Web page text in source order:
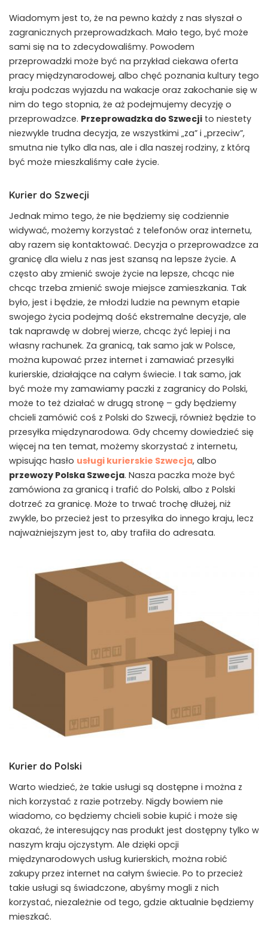
Wiadomym jest to, że na pewno każdy z nas słyszał o
zagranicznych przeprowadzkach. Mało tego, być może
sami się na to zdecydowaliśmy. Powodem
przeprowadzki może być na przykład ciekawa oferta
pracy międzynarodowej, albo chęć poznania kultury tego
kraju podczas wyjazdu na wakacje oraz zakochanie się w
nim do tego stopnia, że aż podejmujemy decyzję o
przeprowadzce. Przeprowadzka do Szwecji to niestety
niezwykle trudna decyzja, ze wszystkimi „za” i „przeciw”,
smutna nie tylko dla nas, ale i dla naszej rodziny, z którą
być może mieszkaliśmy całe życie.
Kurier do Szwecji
Jednak mimo tego, że nie będziemy się codziennie
widywać, możemy korzystać z telefonów oraz internetu,
aby razem się kontaktować. Decyzja o przeprowadzce za
granicę dla wielu z nas jest szansą na lepsze życie. A
często aby zmienić swoje życie na lepsze, chcąc nie
chcąc trzeba zmienić swoje miejsce zamieszkania. Tak
było, jest i będzie, że młodzi ludzie na pewnym etapie
swojego życia podejmą dość ekstremalne decyzje, ale
tak naprawdę w dobrej wierze, chcąc żyć lepiej i na
własny rachunek. Za granicą, tak samo jak w Polsce,
można kupować przez internet i zamawiać przesyłki
kurierskie, działające na całym świecie. I tak samo, jak
być może my zamawiamy paczki z zagranicy do Polski,
może to też działać w drugą stronę – gdy będziemy
chcieli zamówić coś z Polski do Szwecji, również będzie to
przesyłka międzynarodowa. Gdy chcemy dowiedzieć się
więcej na ten temat, możemy skorzystać z internetu,
wpisując hasło usługi kurierskie Szwecja, albo
przewozy Polska Szwecja. Nasza paczka może być
zamówiona za granicą i trafić do Polski, albo z Polski
dotrzeć za granicę. Może to trwać trochę dłużej, niż
zwykle, bo przecież jest to przesyłka do innego kraju, lecz
najważniejszym jest to, aby trafiła do adresata.
Kurier do Polski
Warto wiedzieć, że takie usługi są dostępne i można z
nich korzystać z razie potrzeby. Nigdy bowiem nie
wiadomo, co będziemy chcieli sobie kupić i może się
okazać, że interesujący nas produkt jest dostępny tylko w
naszym kraju ojczystym. Ale dzięki opcji
międzynarodowych usług kurierskich, można robić
zakupy przez internet na całym świecie. Po to przecież
takie usługi są świadczone, abyśmy mogli z nich
korzystać, niezależnie od tego, gdzie aktualnie będziemy
mieszkać.